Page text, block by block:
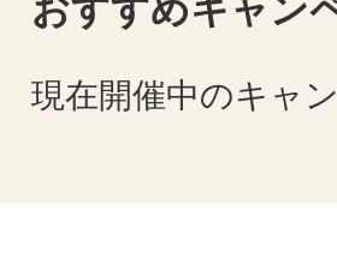
おすすめキャン
現在開催中のキャ